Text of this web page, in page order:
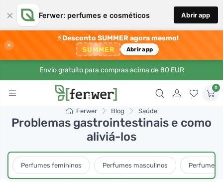
× Ferwer: perfumes e cosméticos Abrir app
×
⚡Desconto SUMMER agora mesmo!
SUMMER Abrir app
Envio gratuito para compras acima de 80 EUR
0
Ferwer Blog Saúde
Problemas gastrointestinais e como
aliviá-los
Perfumes femininos Perfumes masculinos Perfumes